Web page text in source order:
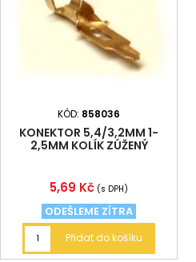
KÓD: 858036
KONEKTOR 5,4/3,2MM 1-
2,5MM KOLÍK ZÚŽENÝ
Cena
5,69 Kč (s DPH)
ODEŠLEME ZÍTRA
Přidat do košíku